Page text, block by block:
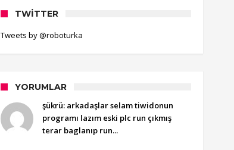
TWITTER
Tweets by @roboturka
YORUMLAR
şükrü: arkadaşlar selam tiwidonun
programı lazım eski plc run çıkmış
terar baglanıp run...